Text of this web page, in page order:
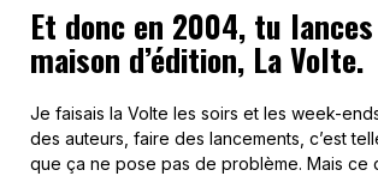
Et donc en 2004, tu
maison d’édition, La Volte.
Je faisais la Volte les soirs et les week-
des auteurs, faire des lancements, c’est
que ça ne pose pas de problème. Mais ce